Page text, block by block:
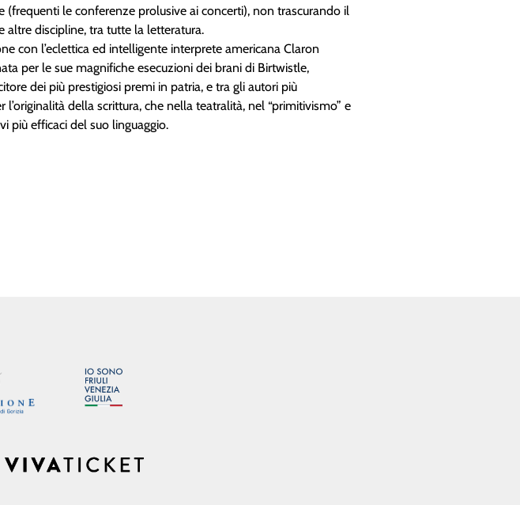
(frequenti le conferenze prolusive ai concerti), non trascurando il
altre discipline, tra tutte la letteratura.
con l’eclettica ed intelligente interprete americana Claron
per le sue magnifiche esecuzioni dei brani di Birtwistle,
dei più prestigiosi premi in patria, e tra gli autori più
della scrittura, che nella teatralità, nel “primitivismo” e
più efficaci del suo linguaggio.